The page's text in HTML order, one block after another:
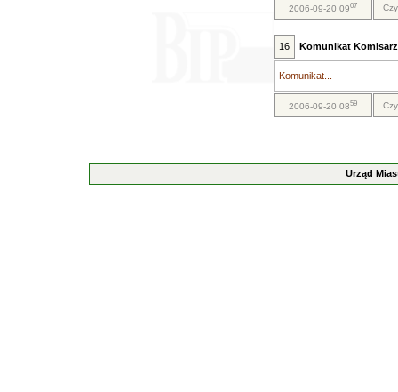
2006-09-20 0907
16 Komunikat
Komunikat...
2006-09-20 0859
Urząd